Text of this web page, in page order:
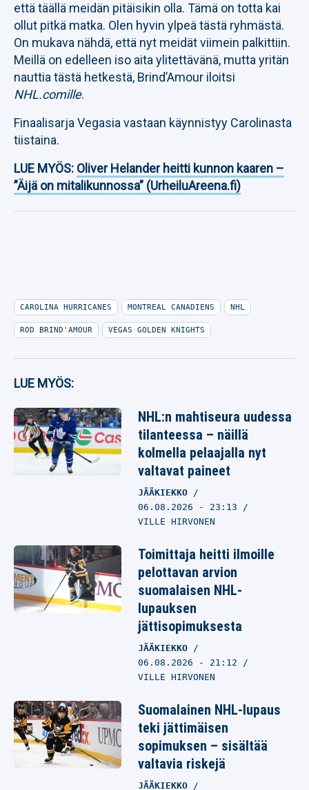
että täällä meidän pitäisikin olla. Tämä on totta kai
ollut pitkä matka. Olen hyvin ylpeä tästä ryhmästä.
On mukava nähdä, että nyt meidät viimein palkittiin.
Meillä on edelleen iso aita ylitettävänä, mutta yritän
nauttia tästä hetkestä, Brind’Amour iloitsi
NHL.comille.
Finaalisarja Vegasia vastaan käynnistyy Carolinasta
tiistaina.
LUE MYÖS: Oliver Helander heitti kunnon kaaren –
”Äijä on mitalikunnossa” (UrheiluAreena.fi)
CAROLINA HURRICANES MONTREAL CANADIENS NHL
ROD BRIND'AMOUR VEGAS GOLDEN KNIGHTS
LUE MYÖS:
NHL:n mahtiseura uudessa
tilanteessa – näillä
kolmella pelaajalla nyt
valtavat paineet
JÄÄKIEKKO
06.08.2026 - 23:13
VILLE HIRVONEN
Toimittaja heitti ilmoille
pelottavan arvion
suomalaisen NHL-
lupauksen
jättisopimuksesta
JÄÄKIEKKO
06.08.2026 - 21:12
VILLE HIRVONEN
Suomalainen NHL-lupaus
teki jättimäisen
sopimuksen – sisältää
valtavia riskejä
JÄÄKIEKKO